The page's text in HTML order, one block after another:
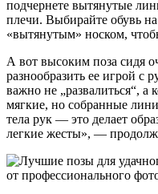
подчернете вытянутые
плечи. Выбирайте обувь
«вытянутым» носком,
А вот высоким поза сидя
разнообразить ее игрой с
важно не „развалиться“,
мягкие, но собранные
тела рук — это делает
легкие жесты», —